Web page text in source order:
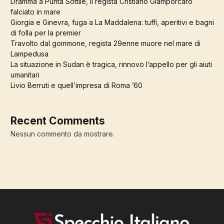
falciato in mare
Giorgia e Ginevra, fuga a La Maddalena: tuffi, aperitivi e bagni
di folla per la premier
Travolto dal gommone, regista 29enne muore nel mare di
Lampedusa
La situazione in Sudan è tragica, rinnovo l’appello per gli aiuti
umanitari
Livio Berruti e quell’impresa di Roma ’60
Recent Comments
Nessun commento da mostrare.